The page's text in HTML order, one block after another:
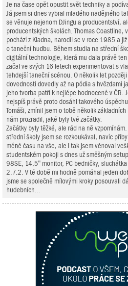
Je na čase opět opustit svět techniky a
Já jsem si dnes vybral mladého nadějného
se věnuje nejenom DJingu a producentství,
producentských školách. Thomas Coastline,
pochází z Kladna, narodil se v roce 1985 a
o taneční hudbu. Během studia na střední
digitální technologie, která mu dala právě
začal ve svých 16 letech experimentovat s
tehdejší taneční scénou. O několik let
dovednosti dovedly až na pódia s hvězdami
jeho tvorba patří k nejlépe hodnocené v ČR.
nejspíš právě proto dosáhl takového
Tomáši, zmínil jsem o tobě několik
nám prozradil, jaké byly tvé začátky.
Začátky byly těžké, ale rád na ně
střední školy jsem se rozkoukával, navíc
méně času na vše, ale i tak jsem věnoval
studentském pokoji s dnes už směšným
98SE, 14,5“ monitor, PC bedničky,
2.7.2. V té době mi hodně pomáhal jeden
jsme se společně mílovými kroky posouvali
hudebních...